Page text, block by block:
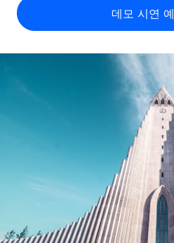
복잡한 고용 업무를 아웃소싱
HR을 워크플로에 매끄럽게 통합
팀을 위한 통합된 핵심 HR 기능
Remote와 다른 솔루션 비교
다른 업체들과 비교해보기
성장하는 기업을 위한 민첩한 글
맞춤형 HR 솔루션으로 팀 확장
엔터프라이즈
대기업을 위한 글로벌 HR
국가별 총 인건비 계산
글로벌 계약직을 위한 통화 옵션
HR 용어집
체크리스트 및 템플릿
English
Português (Portugal)
로그인
데모 시연